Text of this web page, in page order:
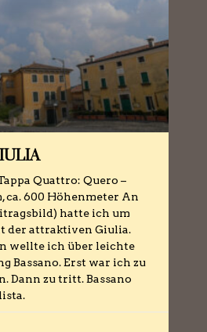
Quattro: Quero –
ca. 600 Höhenmeter An
hatte ich um
der attraktiven Giulia.
wellte ich über leichte
Bassano. Erst war ich zu
Dann zu tritt. Bassano